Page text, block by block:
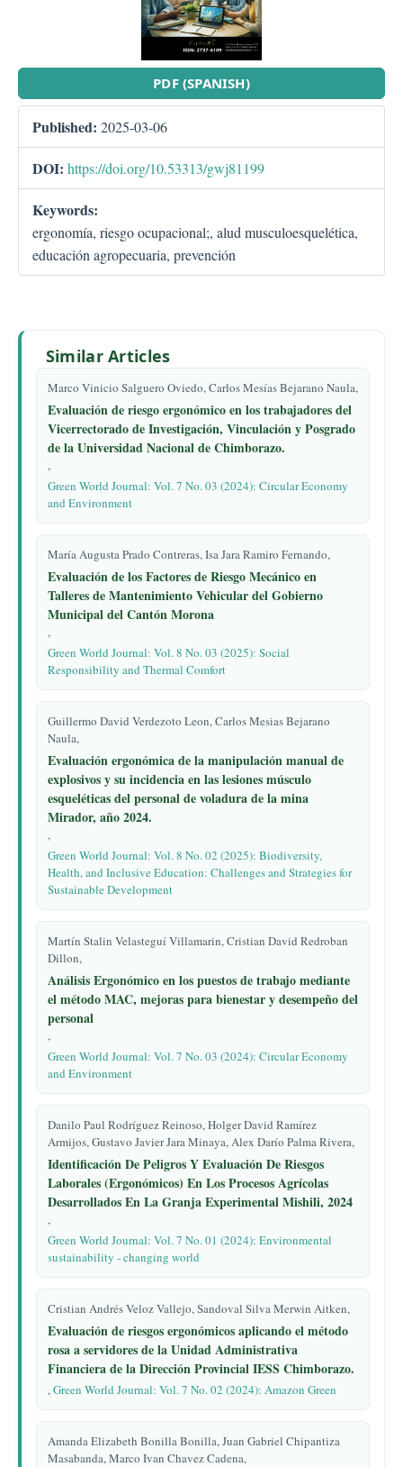
PDF (SPANISH)
Published: 2025-03-06
DOI: https://doi.org/10.53313/gwj81199
Keywords:
ergonomía, riesgo ocupacional;, alud musculoesquelética,
educación agropecuaria, prevención
Similar Articles
Marco Vinicio Salguero Oviedo, Carlos Mesías Bejarano Naula,
Evaluación de riesgo ergonómico en los trabajadores del
Vicerrectorado de Investigación, Vinculación y Posgrado
de la Universidad Nacional de Chimborazo.
,
Green World Journal: Vol. 7 No. 03 (2024): Circular Economy
and Environment
María Augusta Prado Contreras, Isa Jara Ramiro Fernando,
Evaluación de los Factores de Riesgo Mecánico en
Talleres de Mantenimiento Vehicular del Gobierno
Municipal del Cantón Morona
,
Green World Journal: Vol. 8 No. 03 (2025): Social
Responsibility and Thermal Comfort
Guillermo David Verdezoto Leon, Carlos Mesias Bejarano
Naula,
Evaluación ergonómica de la manipulación manual de
explosivos y su incidencia en las lesiones músculo
esqueléticas del personal de voladura de la mina
Mirador, año 2024.
,
Green World Journal: Vol. 8 No. 02 (2025): Biodiversity,
Health, and Inclusive Education: Challenges and Strategies for
Sustainable Development
Martín Stalin Velasteguí Villamarin, Cristian David Redroban
Dillon,
Análisis Ergonómico en los puestos de trabajo mediante
el método MAC, mejoras para bienestar y desempeño del
personal
,
Green World Journal: Vol. 7 No. 03 (2024): Circular Economy
and Environment
Danilo Paul Rodríguez Reinoso, Holger David Ramírez
Armijos, Gustavo Javier Jara Minaya, Alex Darío Palma Rivera,
Identificación De Peligros Y Evaluación De Riesgos
Laborales (Ergonómicos) En Los Procesos Agrícolas
Desarrollados En La Granja Experimental Mishili, 2024
,
Green World Journal: Vol. 7 No. 01 (2024): Environmental
sustainability - changing world
Cristian Andrés Veloz Vallejo, Sandoval Silva Merwin Aitken,
Evaluación de riesgos ergonómicos aplicando el método
rosa a servidores de la Unidad Administrativa
Financiera de la Dirección Provincial IESS Chimborazo.
,Green World Journal: Vol. 7 No. 02 (2024): Amazon Green
Amanda Elizabeth Bonilla Bonilla, Juan Gabriel Chipantiza
Masabanda, Marco Ivan Chavez Cadena,